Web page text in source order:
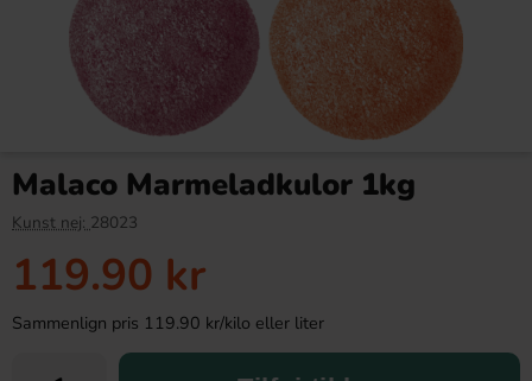
Malaco Marmeladkulor 1kg
Kunst nej: 28023
119.90 kr
Sammenlign pris 119.90 kr/kilo eller liter